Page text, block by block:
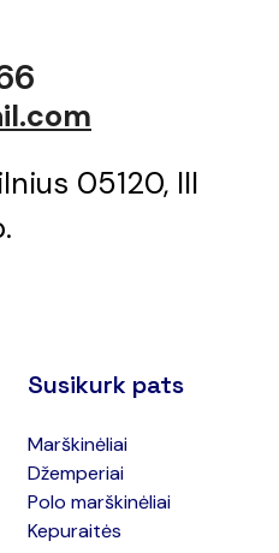
05120, III
Susikurk pats
Marškinėliai
Džemperiai
Polo marškinėliai
Kepuraitės